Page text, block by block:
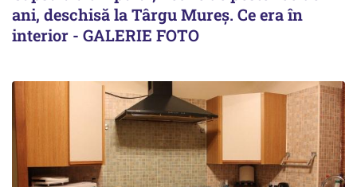
ani, deschisă la Târgu Mureș. Ce era în
interior - GALERIE FOTO